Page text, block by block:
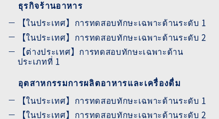
ธุรกิจร้านอาหาร
【ในประเทศ】การทดสอบทักษะเฉพาะด้านระดับ 1
【ในประเทศ】การทดสอบทักษะเฉพาะด้านระดับ 2
【ต่างประเทศ】การทดสอบทักษะเฉพาะด้าน
ประเภทที่ 1
อุตสาหกรรมการผลิตอาหารและเครื่องดื่ม
【ในประเทศ】การทดสอบทักษะเฉพาะด้านระดับ 1
【ในประเทศ】การทดสอบทักษะเฉพาะด้านระดับ 2